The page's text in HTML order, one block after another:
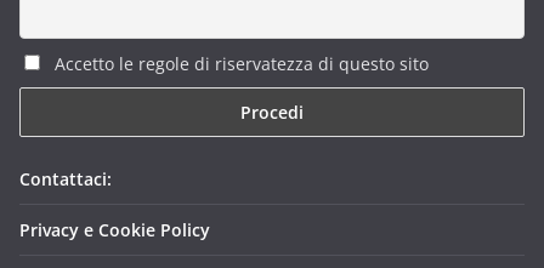
Accetto le regole di riservatezza di questo sito
Contattaci:
Privacy e Cookie Policy